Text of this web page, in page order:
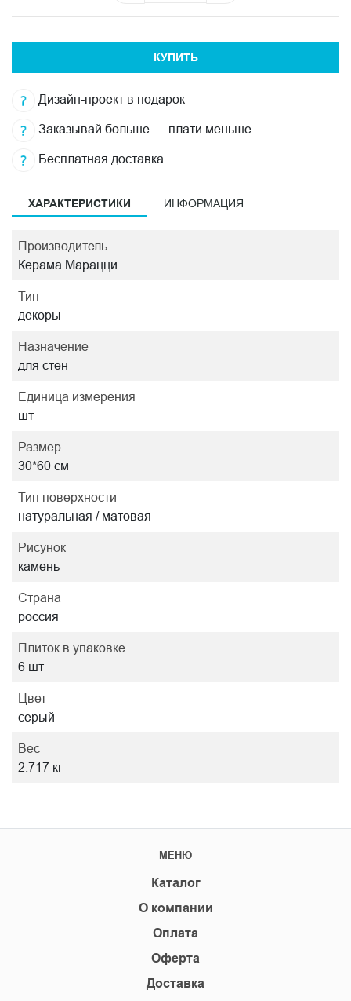
КУПИТЬ
Дизайн-проект в подарок
Заказывай больше — плати меньше
Бесплатная доставка
ХАРАКТЕРИСТИКИ ИНФОРМАЦИЯ
Производитель
Керама Марацци
Тип
декоры
Назначение
для стен
Единица измерения
шт
Размер
30*60 см
Тип поверхности
натуральная / матовая
Рисунок
камень
Страна
россия
Плиток в упаковке
6 шт
Цвет
серый
Вес
2.717 кг
МЕНЮ
Каталог
О компании
Оплата
Оферта
Доставка